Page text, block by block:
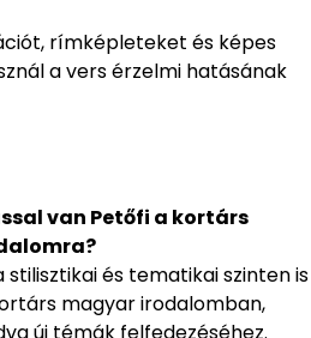
rímképleteket és képes
a vers érzelmi hatásának
van Petőfi a kortárs
stilisztikai és tematikai szinten is
magyar irodalomban,